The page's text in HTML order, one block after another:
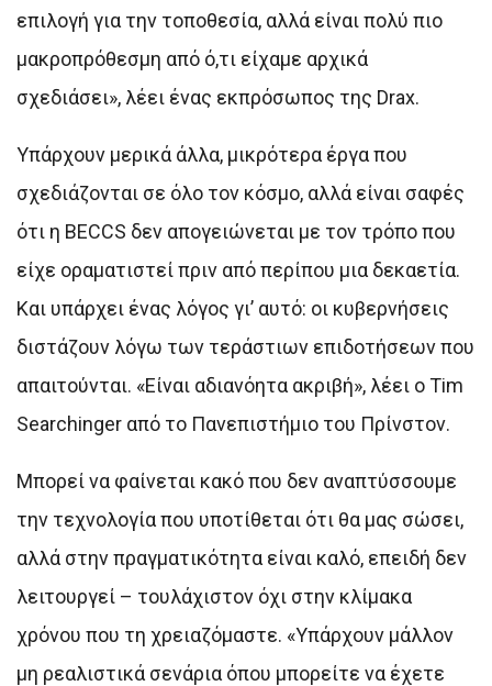
επιλογή για την τοποθεσία, αλλά είναι πολύ πιο
μακροπρόθεσμη από ό,τι είχαμε αρχικά
σχεδιάσει», λέει ένας εκπρόσωπος της Drax.
Υπάρχουν μερικά άλλα, μικρότερα έργα που
σχεδιάζονται σε όλο τον κόσμο, αλλά είναι σαφές
ότι η BECCS δεν απογειώνεται με τον τρόπο που
είχε οραματιστεί πριν από περίπου μια δεκαετία.
Και υπάρχει ένας λόγος γι’ αυτό: οι κυβερνήσεις
διστάζουν λόγω των τεράστιων επιδοτήσεων που
απαιτούνται. «Είναι αδιανόητα ακριβή», λέει ο Tim
Searchinger από το Πανεπιστήμιο του Πρίνστον.
Μπορεί να φαίνεται κακό που δεν αναπτύσσουμε
την τεχνολογία που υποτίθεται ότι θα μας σώσει,
αλλά στην πραγματικότητα είναι καλό, επειδή δεν
λειτουργεί – τουλάχιστον όχι στην κλίμακα
χρόνου που τη χρειαζόμαστε. «Υπάρχουν μάλλον
μη ρεαλιστικά σενάρια όπου μπορείτε να έχετε